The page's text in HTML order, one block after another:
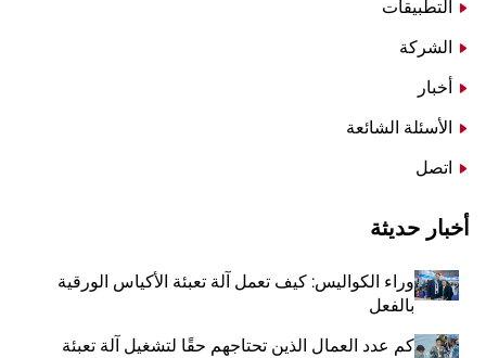
التطبيقات
الشركة
أخبار
الأسئلة الشائعة
اتصل
أخبار حديثة
وراء الكواليس: كيف تعمل آلة تعبئة الأكياس الورقية
بالفعل
كم عدد العمال الذين تحتاجهم حقًا لتشغيل آلة تعبئة